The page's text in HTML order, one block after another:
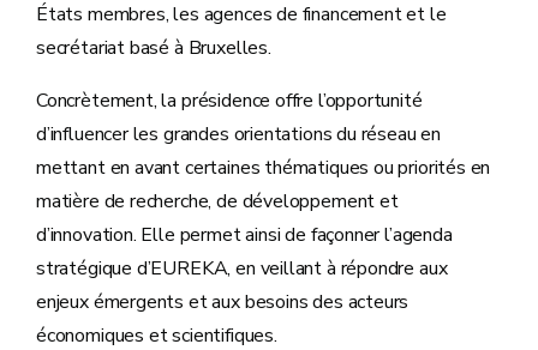
États membres, les agences de financement et le
secrétariat basé à Bruxelles.
Concrètement, la présidence offre l’opportunité
d’influencer les grandes orientations du réseau en
mettant en avant certaines thématiques ou priorités en
matière de recherche, de développement et
d’innovation. Elle permet ainsi de façonner l’agenda
stratégique d’EUREKA, en veillant à répondre aux
enjeux émergents et aux besoins des acteurs
économiques et scientifiques.